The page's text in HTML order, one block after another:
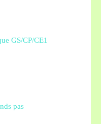
GS/CP/CE1
pas